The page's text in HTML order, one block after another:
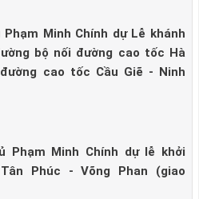
Minh Chính dự Lễ khánh
bộ nối đường cao tốc Hà
cao tốc Cầu Giẽ - Ninh
Phạm Minh Chính dự lễ khởi
Phúc - Võng Phan (giao